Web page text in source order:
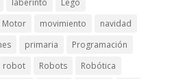
laberinto
Lego
Motor movimiento
navidad
primaria
Programación
robot Robots
Robótica